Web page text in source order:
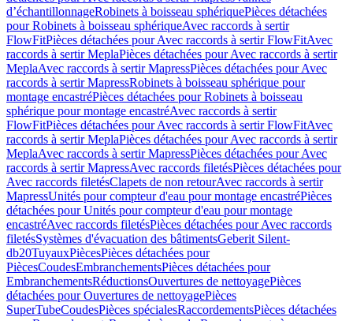
d’échantillonnageRobinets à boisseau sphériquePièces détachées
pour Robinets à boisseau sphériqueAvec raccords à sertir
FlowFitPièces détachées pour Avec raccords à sertir FlowFitAvec
raccords à sertir MeplaPièces détachées pour Avec raccords à sertir
MeplaAvec raccords à sertir MapressPièces détachées pour Avec
raccords à sertir MapressRobinets à boisseau sphérique pour
montage encastréPièces détachées pour Robinets à boisseau
sphérique pour montage encastréAvec raccords à sertir
FlowFitPièces détachées pour Avec raccords à sertir FlowFitAvec
raccords à sertir MeplaPièces détachées pour Avec raccords à sertir
MeplaAvec raccords à sertir MapressPièces détachées pour Avec
raccords à sertir MapressAvec raccords filetésPièces détachées pour
Avec raccords filetésClapets de non retourAvec raccords à sertir
MapressUnités pour compteur d'eau pour montage encastréPièces
détachées pour Unités pour compteur d'eau pour montage
encastréAvec raccords filetésPièces détachées pour Avec raccords
filetésSystèmes d'évacuation des bâtimentsGeberit Silent-
db20TuyauxPiècesPièces détachées pour
PiècesCoudesEmbranchementsPièces détachées pour
EmbranchementsRéductionsOuvertures de nettoyagePièces
détachées pour Ouvertures de nettoyagePièces
SuperTubeCoudesPièces spécialesRaccordementsPièces détachées